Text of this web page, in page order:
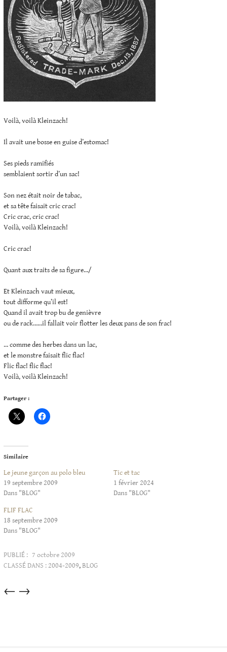
Voilà, voilà Kleinzach!
Il avait une bosse en guise d’estomac!
Ses pieds ramifiés
semblaient sortir d’un sac!
Son nez était noir de tabac,
et sa tête faisait cric crac!
Cric crac, cric crac!
Voilà, voilà Kleinzach!
Cric crac!
Quant aux traits de sa figure…/
Et Kleinzach vaut mieux,
tout difforme qu’il est!
Quand il avait trop bu de genièvre
ou de rack……il fallait voir flotter les deux pans de son frac!
… comme des herbes dans un lac,
et le monstre faisait flic flac!
Flic flac! flic flac!
Voilà, voilà Kleinzach!
Partager :
Similaire
Le jeune garçon au polo bleu
19 septembre 2009
Dans "BLOG"
Tic et tac
1 février 2024
Dans "BLOG"
FLIF FLAC
18 septembre 2009
Dans "BLOG"
PUBLIÉ : 7 octobre 2009
CLASSÉ DANS : 2004-2009,BLOG
Articles
→
←